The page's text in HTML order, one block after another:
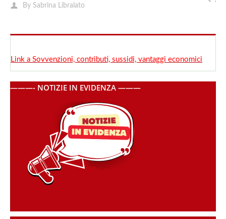
By Sabrina Libralato
Link a Sovvenzioni, contributi, sussidi, vantaggi economici
———- NOTIZIE IN EVIDENZA ———